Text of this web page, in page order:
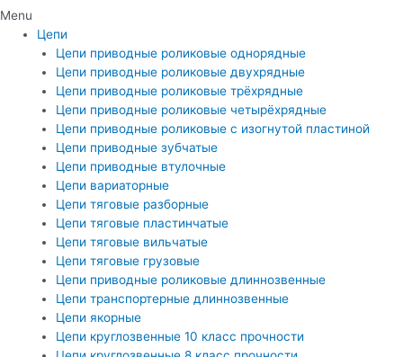
Menu
Цепи
Цепи приводные роликовые однорядные
Цепи приводные роликовые двухрядные
Цепи приводные роликовые трёхрядные
Цепи приводные роликовые четырёхрядные
Цепи приводные роликовые с изогнутой пластиной
Цепи приводные зубчатые
Цепи приводные втулочные
Цепи вариаторные
Цепи тяговые разборные
Цепи тяговые пластинчатые
Цепи тяговые вильчатые
Цепи тяговые грузовые
Цепи приводные роликовые длиннозвенные
Цепи транспортерные длиннозвенные
Цепи якорные
Цепи круглозвенные 10 класс прочности